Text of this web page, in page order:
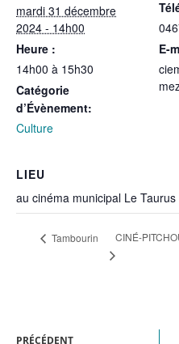
mardi 31 décembre
2024 - 14h00
Heure :
14h00 à 15h30
Catégorie
d’Évènement:
Culture
E-
LIEU
au cinéma municipal Le Taurus
Tambourin CINÉ-
PRÉCÉDENT